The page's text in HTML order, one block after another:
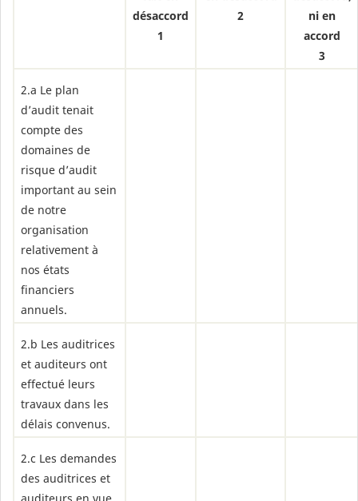
désaccord
1
2
ni en
accord
3
2.a Le plan
d’audit tenait
compte des
domaines de
risque d’audit
important au sein
de notre
organisation
relativement à
nos états
financiers
annuels.
2.b Les auditrices
et auditeurs ont
effectué leurs
travaux dans les
délais convenus.
2.c Les demandes
des auditrices et